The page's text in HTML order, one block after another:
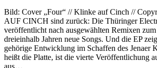
Bild: Cover „Four“ // Klinke auf Cinch //
AUF CINCH sind zurück: Die Thüringer
veröffentlicht nach ausgewählten Remixen
dreieinhalb Jahren neue Songs. Und die EP
gehörige Entwicklung im Schaffen des Jenaer
heißt die Platte, ist die vierte Veröffentlichung